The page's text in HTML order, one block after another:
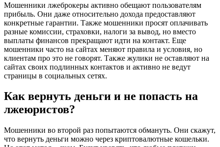
Мошенники лжеброкеры активно обещают пользователям
прибыль. Они даже относительно дохода предоставляют
конкретные гарантии. Также мошенники просят оплачивать
разные комиссии, страховки, налоги за вывод, но вместо
выплаты финансов прекращают идти на контакт. Еще
мошенники часто на сайтах меняют правила и условия, но
клиентам про это не говорят. Также жулики не оставляют на
сайтах своих подлинных контактов и активно не ведут
страницы в социальных сетях.
Как вернуть деньги и не попасть на
лжеюристов?
Мошенники во второй раз попытаются обмануть. Они скажут,
что вернуть деньги можно через криптовалютные кошельки.